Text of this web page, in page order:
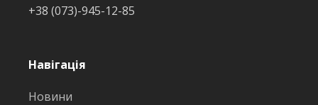
+38 (073)-945-12-85
Навігація
Новини